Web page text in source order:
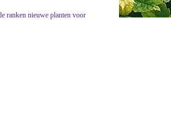
ranken nieuwe planten voor